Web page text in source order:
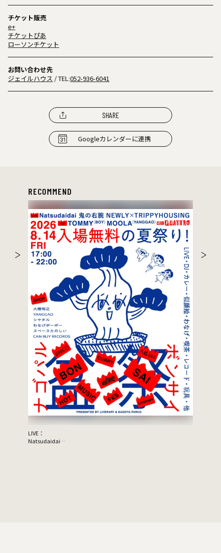
チケット販売
e+
チケットぴあ
ローソンチケット
お問い合わせ先
ジェイルハウス / TEL:052-936-6041
SHARE
Googleカレンダーに連携
RECOMMEND
LIVE：
Natsudaidai